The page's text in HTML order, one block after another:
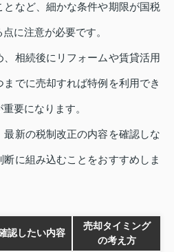
となど、細かな条件や期限が国税
に注意が必要です。
相続後にリフォームや賃貸活用
でに売却すれば特例を利用でき
要になります。
新の税制改正の内容を確認しな
に組み込むことをおすすめしま
認したい内容
売却タイミング
の考え方